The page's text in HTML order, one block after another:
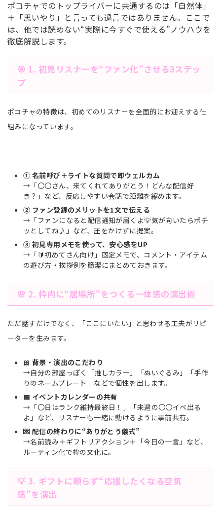
ポコチャでのトップライバーに共通するのは「自然体」
＋「思いやり」と言っても過言ではありません。ここで
は、他では読めない“実際に今すぐで使える”ノウハウを
徹底解説します。
🎯 1. 初見リスナーを“ファン化”させる3ステッ
プ
ポコチャの特徴は、初めてのリスナーを全面的にお迎えする仕
組みになっています。
① 名前呼び＋ライトな質問で即ウェルカム
→「〇〇さん、来てくれてありがとう！どんな配信好
き？」など、反応しやすい会話で距離を縮めます。
② ファン登録のメリットを1文で伝える
→「ファンになると配信通知が届くよ💡気が向いたらポチ
ッとしてね♪」など、圧をかけずに提案。
③ 初見専用メモを使って、安心感をUP
→「🔰初めてさん向け」固定メモで、コメント・アイテム
の遊び方・挨拶例を簡潔にまとめておきます。
🌸 2. 枠内に“居場所”をつくる一体感の演出術
ただ話すだけでなく、「ここにいたい」と思わせる工夫がリピ
ーターを生みます。
🎀 背景・演出のこだわり
→自分の部屋っぽく「推しカラー」「ぬいぐるみ」「手作
りのネームプレート」などで個性を出します。
📅 イベントカレンダーの共有
→「〇日はランク維持最終日！」「来週の〇〇イベ出る
よ」など、リスナーも一緒に動けるように事前共有。
💌 配信の終わりに“ありがとう儀式”
→名前読み＋ギフトリアクション＋「今日の一言」など、
ルーティン化で枠の文化に。
💡 3. ギフトに頼らず“応援したくなる空気
感”を演出